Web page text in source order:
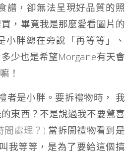
譜，卻無法呈現好品質的照
，畢竟我是那麼愛看圖片的
胖總在旁說「再等等」、
少也是希望Morgane有天會
！
者是小胖。要拆禮物時， 我
東西？不是說過我不要驚喜
間處理？) 當拆開禮物看到是
我等等，是為了要給這個搞